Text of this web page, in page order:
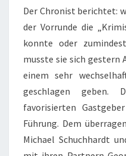
Der Chronist berichtet:
der Vorrunde die
konnte oder
musste sie sich gestern
einem sehr
geschlagen geben.
favorisierten
Führung. Dem
Michael Schuchhardt